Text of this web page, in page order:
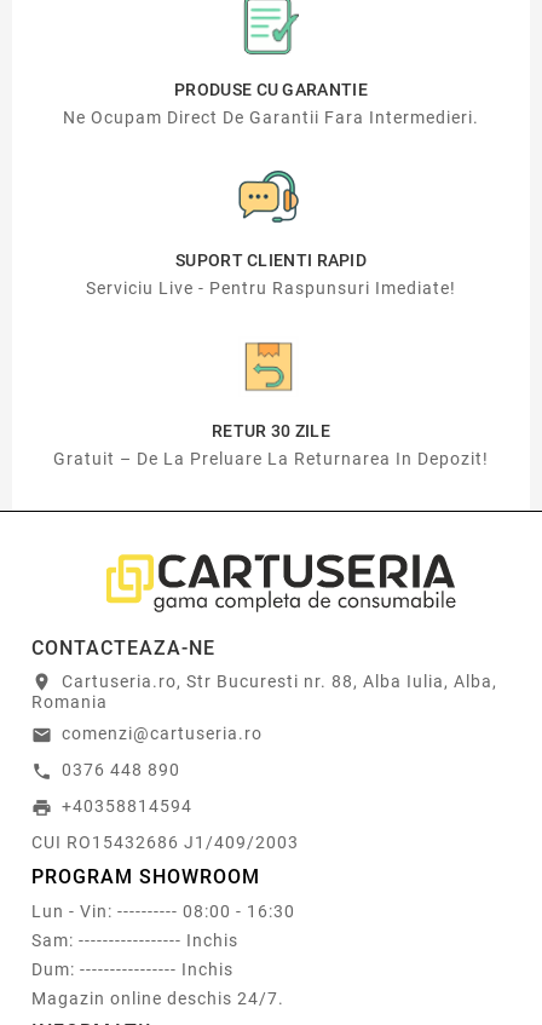
PRODUSE CU GARANTIE
Ne Ocupam Direct De Garantii Fara Intermedieri.
SUPORT CLIENTI RAPID
Serviciu Live - Pentru Raspunsuri Imediate!
RETUR 30 ZILE
Gratuit – De La Preluare La Returnarea In Depozit!
CONTACTEAZA-NE
location_on
Cartuseria.ro, Str Bucuresti nr. 88, Alba Iulia, Alba,
Romania
email comenzi@cartuseria.ro
call 0376 448 890
print +40358814594
CUI RO15432686 J1/409/2003
PROGRAM SHOWROOM
Lun - Vin: ---------- 08:00 - 16:30
Sam: ----------------- Inchis
Dum: ---------------- Inchis
Magazin online deschis 24/7.